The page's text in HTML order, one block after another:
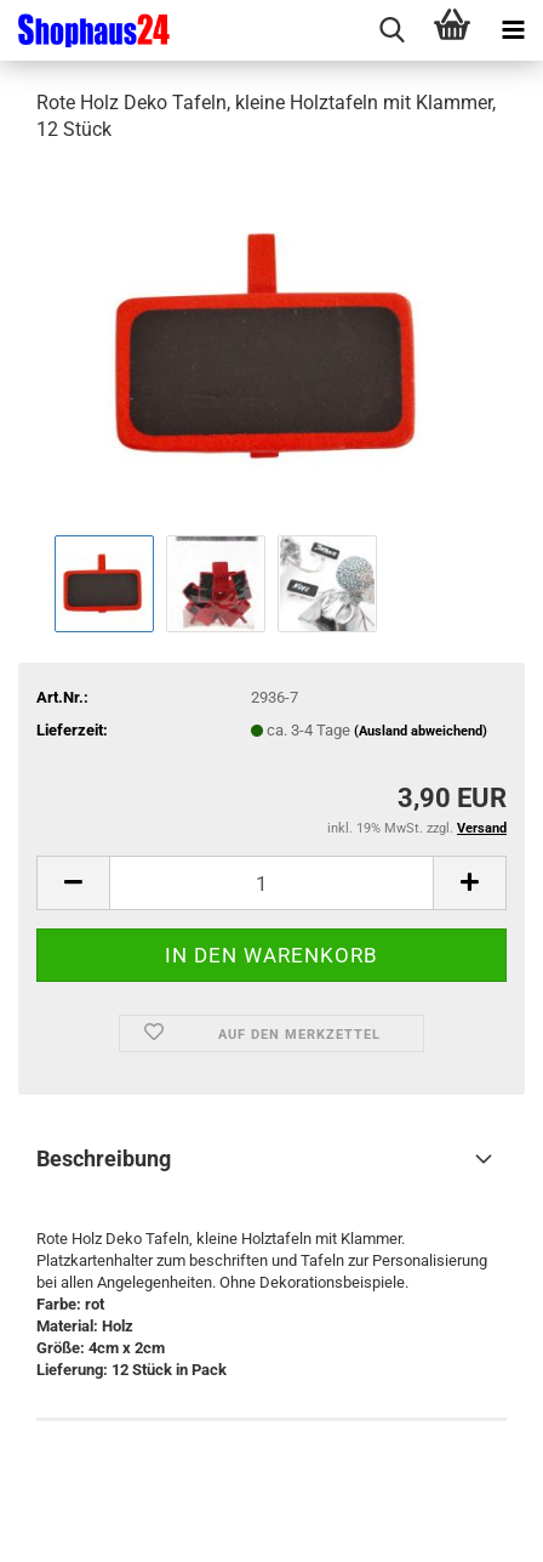
Rote Holz Deko Tafeln, kleine Holztafeln mit Klammer,
12 Stück
Art.Nr.:
2936-7
Lieferzeit:
ca. 3-4 Tage (Ausland abweichend)
3,90 EUR
inkl. 19% MwSt. zzgl. Versand
AUF DEN MERKZETTEL
Beschreibung
Rote Holz Deko Tafeln, kleine Holztafeln mit Klammer.
Platzkartenhalter zum beschriften und Tafeln zur Personalisierung
bei allen Angelegenheiten. Ohne Dekorationsbeispiele.
Farbe: rot
Material: Holz
Größe: 4cm x 2cm
Lieferung: 12 Stück in Pack